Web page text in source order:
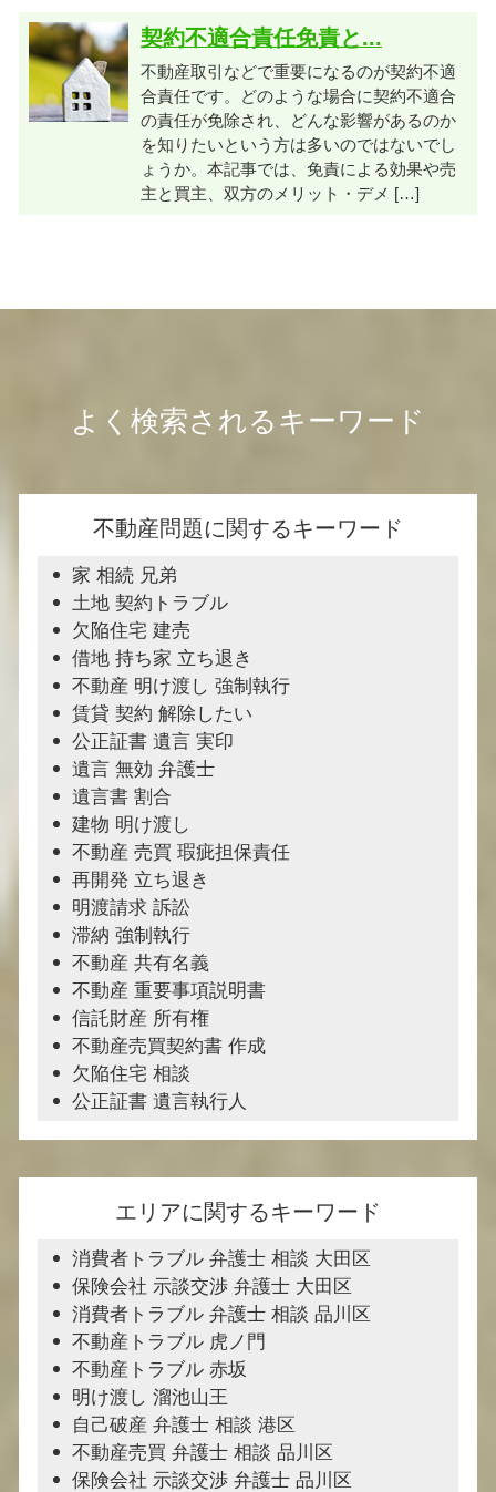
契約不適合責任免責と...
不動産取引などで重要になるのが契約不適
合責任です。どのような場合に契約不適合
の責任が免除され、どんな影響があるのか
を知りたいという方は多いのではないでし
ょうか。本記事では、免責による効果や売
主と買主、双方のメリット・デメ […]
よく検索されるキーワード
不動産問題に関するキーワード
家 相続 兄弟
土地 契約トラブル
欠陥住宅 建売
借地 持ち家 立ち退き
不動産 明け渡し 強制執行
賃貸 契約 解除したい
公正証書 遺言 実印
遺言 無効 弁護士
遺言書 割合
建物 明け渡し
不動産 売買 瑕疵担保責任
再開発 立ち退き
明渡請求 訴訟
滞納 強制執行
不動産 共有名義
不動産 重要事項説明書
信託財産 所有権
不動産売買契約書 作成
欠陥住宅 相談
公正証書 遺言執行人
エリアに関するキーワード
消費者トラブル 弁護士 相談 大田区
保険会社 示談交渉 弁護士 大田区
消費者トラブル 弁護士 相談 品川区
不動産トラブル 虎ノ門
不動産トラブル 赤坂
明け渡し 溜池山王
自己破産 弁護士 相談 港区
不動産売買 弁護士 相談 品川区
保険会社 示談交渉 弁護士 品川区